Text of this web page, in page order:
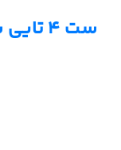
ست ۴ تایی سروالو جدید ضد سرقت